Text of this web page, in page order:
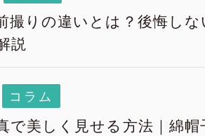
撮りの違いとは？後悔し
説
コラム
で美しく見せる方法｜綿